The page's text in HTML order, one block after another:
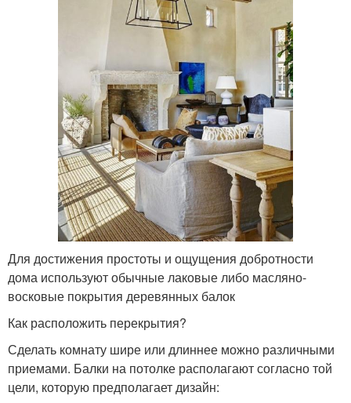
Для достижения простоты и ощущения добротности
дома используют обычные лаковые либо масляно-
восковые покрытия деревянных балок
Как расположить перекрытия?
Сделать комнату шире или длиннее можно различными
приемами. Балки на потолке располагают согласно той
цели, которую предполагает дизайн: